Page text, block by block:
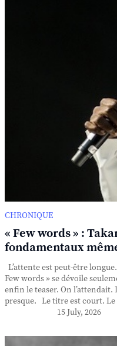
CHRONIQUE
« Few words » :
fondamentaux
L’attente est peut-être
Few words » se dévoile
enfin le teaser. On l’attendait.
presque. Le titre est court. Le
15 July, 2026